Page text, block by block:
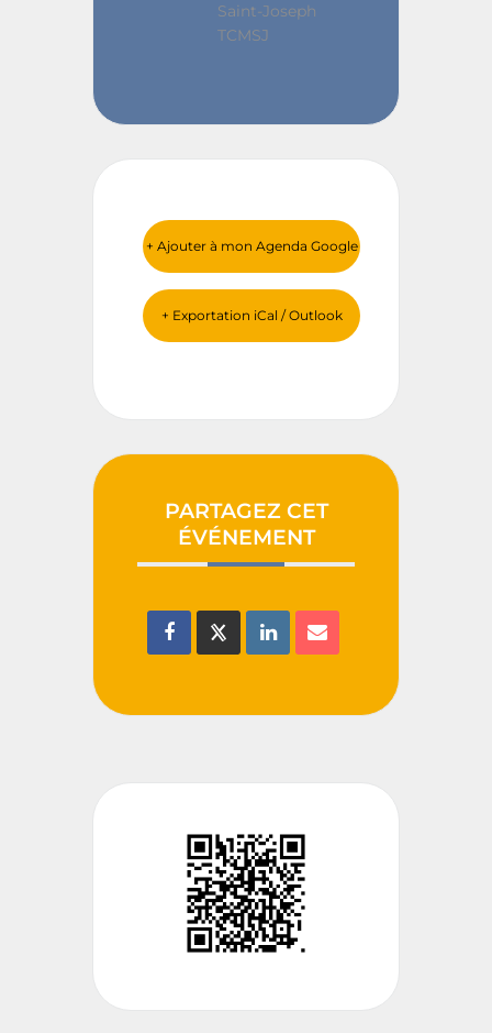
Saint-Joseph
TCMSJ
+ Ajouter à mon Agenda Google
+ Exportation iCal / Outlook
PARTAGEZ CET
ÉVÉNEMENT